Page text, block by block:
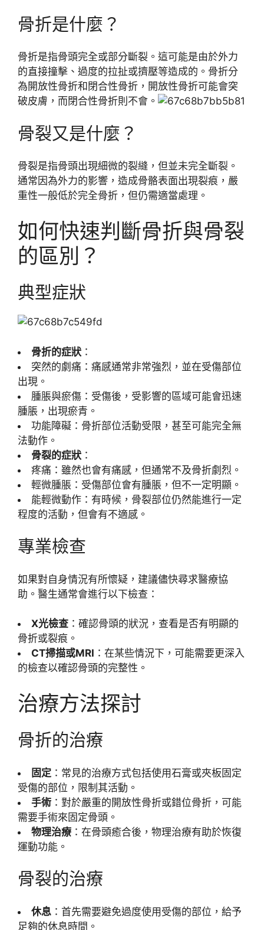
骨折是什麼？
骨折是指骨頭完全或部分斷裂。這可能是由於外力
的直接撞擊、過度的拉扯或擠壓等造成的。骨折分
為開放性骨折和閉合性骨折，開放性骨折可能會突
破皮膚，而閉合性骨折則不會。
骨裂又是什麼？
骨裂是指骨頭出現細微的裂縫，但並未完全斷裂。
通常因為外力的影響，造成骨骼表面出現裂痕，嚴
重性一般低於完全骨折，但仍需適當處理。
如何快速判斷骨折與骨裂
的區別？
典型症狀
骨折的症狀 ：
突然的劇痛：痛感通常非常強烈，並在受傷部位
出現。
腫脹與瘀傷：受傷後，受影響的區域可能會迅速
腫脹，出現瘀青。
功能障礙：骨折部位活動受限，甚至可能完全無
法動作。
骨裂的症狀 ：
疼痛：雖然也會有痛感，但通常不及骨折劇烈。
輕微腫脹：受傷部位會有腫脹，但不一定明顯。
能輕微動作：有時候，骨裂部位仍然能進行一定
程度的活動，但會有不適感。
專業檢查
如果對自身情況有所懷疑，建議儘快尋求醫療協
助。醫生通常會進行以下檢查：
X光檢查 ：確認骨頭的狀況，查看是否有明顯的
骨折或裂痕。
CT掃描或MRI ：在某些情況下，可能需要更深入
的檢查以確認骨頭的完整性。
治療方法探討
骨折的治療
固定 ：常見的治療方式包括使用石膏或夾板固定
受傷的部位，限制其活動。
手術 ：對於嚴重的開放性骨折或錯位骨折，可能
需要手術來固定骨頭。
物理治療：在骨頭癒合後，物理治療有助於恢復
運動功能。
骨裂的治療
休息 ：首先需要避免過度使用受傷的部位，給予
足夠的休息時間。